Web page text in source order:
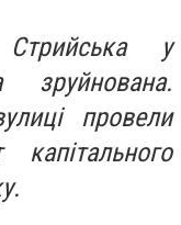
у
провели